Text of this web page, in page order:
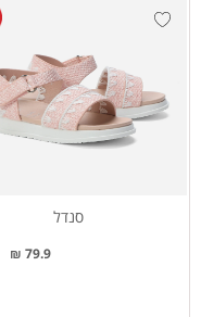
סנדל
79.9 ₪